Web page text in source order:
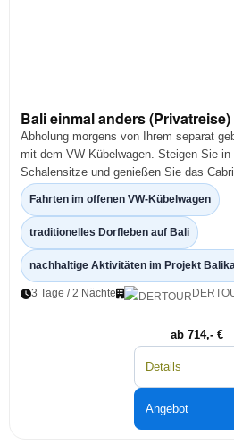
Bali einmal anders (Privatreise)
Abholung morgens von Ihrem separat
mit dem VW-Kübelwagen. Steigen Sie in
Schalensitze und genießen Sie das
Fahrten im offenen VW-Kübelwagen
traditionelles Dorfleben auf Bali
nachhaltige Aktivitäten im Projekt
3 Tage / 2 Nächte
ab 714,- €
Details
Angebot